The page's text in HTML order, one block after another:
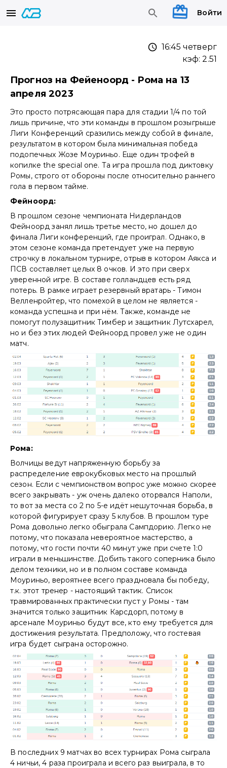
Войти
16:45 четверг
кэф:2.51
Прогноз на Фейеноорд - Рома на 13
апреля 2023
Это просто потрясающая пара для стадии 1/4 по той
лишь причине, что эти команды в прошлом розыгрыше
Лиги Конференций сразились между собой в финале,
результатом в котором была минимальная победа
подопечных Жозе Моуриньо. Еще один трофей в
копилке the special one. Та игра прошла под диктовку
Ромы, строго от обороны после относительно раннего
гола в первом тайме.
Фейноорд:
В прошлом сезоне чемпионата Нидерландов
Фейноорд занял лишь третье место, но дошел до
финала Лиги конференций, где проиграл. Однако, в
этом сезоне команда претендует уже на первую
строчку в локальном турнире, отрыв в котором Аякса и
ПСВ составляет целых 8 очков. И это при сверх
уверенной игре. В составе голландцев есть ряд
потерь. В рамке играет резервный вратарь - Тимон
Велленройтер, что помехой в целом не является -
команда успешна и при нём. Также, команде не
помогут полузащитник Тимбер и защитник Лутсхарел,
но и без этих людей Фейноорд провел уже не один
матч.
Рома:
Волчицы ведут напряженную борьбу за
распределение еврокубковых место на прошлый
сезон. Если с чемпионством вопрос уже можно скорее
всего закрывать - уж очень далеко оторвался Наполи,
то вот за места со 2 по 5-е идёт нешуточная борьба, в
которой фигурирует сразу 5 клубов. В прошлом туре
Рома довольно легко обыграла Сампдорию. Легко не
потому, что показала невероятное мастерство, а
потому, что гости почти 40 минут уже при счете 1:0
играли в меньшинстве. Добить такого соперника было
делом техники, но и в полном составе команда
Моуриньо, вероятнее всего праздновала бы победу,
т.к. этот тренер - настоящий тактик. Список
травмированных практически пуст у Ромы - там
значится только защитник Карсдорп, потому в
арсенале Моуриньо будут все, кто ему требуется для
достижения результата. Предположу, что гостевая
игра будет сыграна осторожно.
В последних 9 матчах во всех турнирах Рома сыграла
4 ничьи, 4 раза проиграла и всего раз выиграла, в то